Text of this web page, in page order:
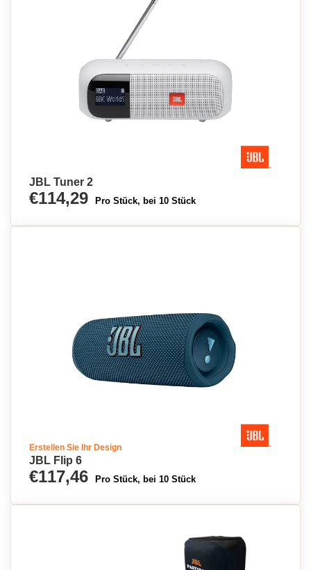
JBL Tuner 2
€114,29 Pro Stück, bei 10 Stück
Erstellen Sie Ihr Design
JBL Flip 6
€117,46 Pro Stück, bei 10 Stück